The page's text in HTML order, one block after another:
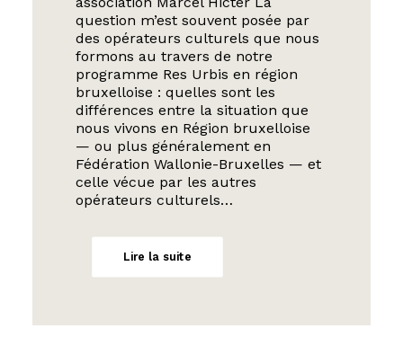
question m’est souvent posée par
des opérateurs culturels que nous
formons au travers de notre
programme Res Urbis en région
bruxelloise : quelles sont les
différences entre la situation que
nous vivons en Région bruxelloise
— ou plus généralement en
Fédération Wallonie-Bruxelles — et
celle vécue par les autres
opérateurs culturels…
Lire la suite